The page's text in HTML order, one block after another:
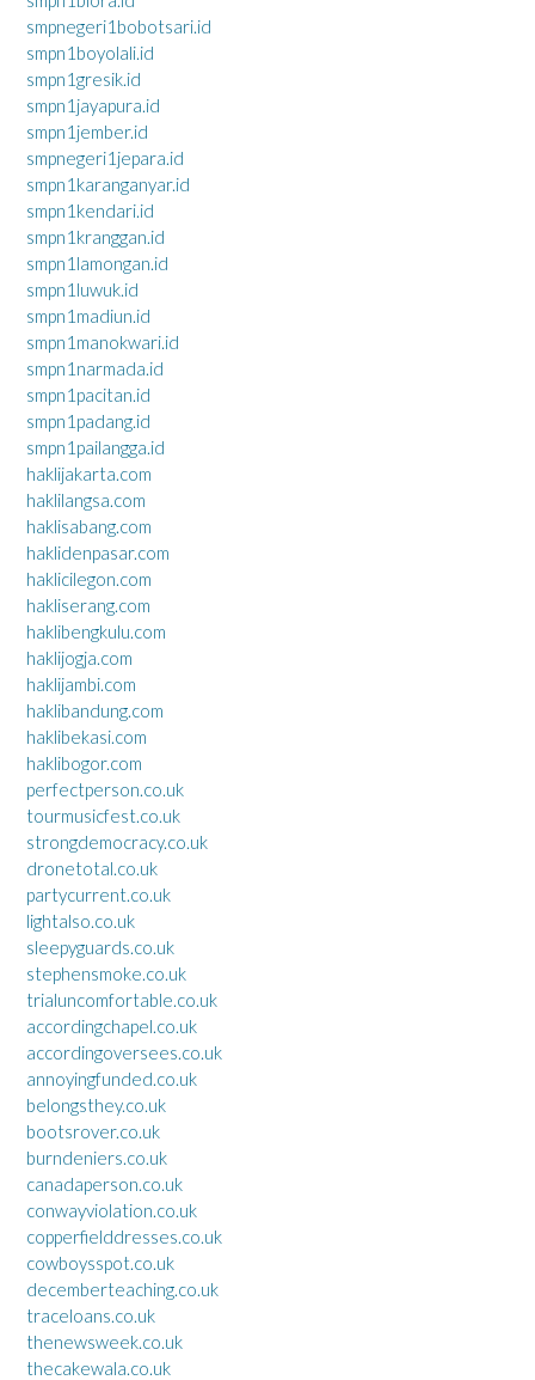
smpnegeri1bobotsari.id
smpn1boyolali.id
smpn1gresik.id
smpn1jayapura.id
smpn1jember.id
smpnegeri1jepara.id
smpn1karanganyar.id
smpn1kendari.id
smpn1kranggan.id
smpn1lamongan.id
smpn1luwuk.id
smpn1madiun.id
smpn1manokwari.id
smpn1narmada.id
smpn1pacitan.id
smpn1padang.id
smpn1pailangga.id
haklijakarta.com
haklilangsa.com
haklisabang.com
haklidenpasar.com
haklicilegon.com
hakliserang.com
haklibengkulu.com
haklijogja.com
haklijambi.com
haklibandung.com
haklibekasi.com
haklibogor.com
perfectperson.co.uk
tourmusicfest.co.uk
strongdemocracy.co.uk
dronetotal.co.uk
partycurrent.co.uk
lightalso.co.uk
sleepyguards.co.uk
stephensmoke.co.uk
trialuncomfortable.co.uk
accordingchapel.co.uk
accordingoversees.co.uk
annoyingfunded.co.uk
belongsthey.co.uk
bootsrover.co.uk
burndeniers.co.uk
canadaperson.co.uk
conwayviolation.co.uk
copperfielddresses.co.uk
cowboysspot.co.uk
decemberteaching.co.uk
traceloans.co.uk
thenewsweek.co.uk
thecakewala.co.uk